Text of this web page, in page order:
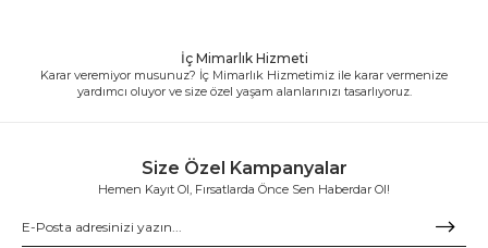
İç Mimarlık Hizmeti
Karar veremiyor musunuz? İç Mimarlık Hizmetimiz ile karar vermenize
yardımcı oluyor ve size özel yaşam alanlarınızı tasarlıyoruz.
Size Özel Kampanyalar
Hemen Kayıt Ol, Fırsatlarda Önce Sen Haberdar Ol!